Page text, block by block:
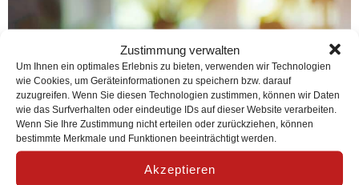
Zustimmung verwalten
Um Ihnen ein optimales Erlebnis zu bieten, verwenden wir Technologien
wie Cookies, um Geräteinformationen zu speichern bzw. darauf
zuzugreifen. Wenn Sie diesen Technologien zustimmen, können wir Daten
wie das Surfverhalten oder eindeutige IDs auf dieser Website verarbeiten.
Wenn Sie Ihre Zustimmung nicht erteilen oder zurückziehen, können
bestimmte Merkmale und Funktionen beeinträchtigt werden.
Akzeptieren